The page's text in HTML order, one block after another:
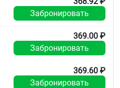
других групп не
Забронировать
369.00 ₽
Забронировать
369.60 ₽
Забронировать